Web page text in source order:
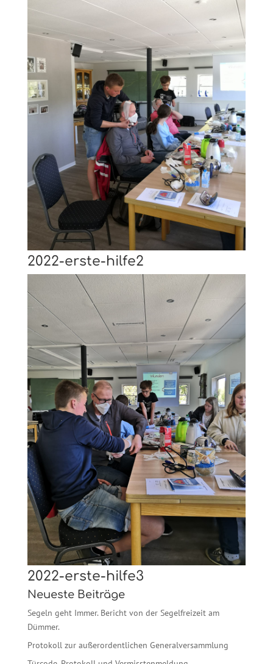
2022-erste-hilfe2
2022-erste-hilfe3
Neueste Beiträge
Segeln geht Immer. Bericht von der Segelfreizeit am
Dümmer.
Protokoll zur außerordentlichen Generalversammlung